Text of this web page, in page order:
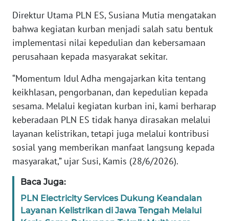
Direktur Utama PLN ES, Susiana Mutia mengatakan
bahwa kegiatan kurban menjadi salah satu bentuk
implementasi nilai kepedulian dan kebersamaan
perusahaan kepada masyarakat sekitar.
“Momentum Idul Adha mengajarkan kita tentang
keikhlasan, pengorbanan, dan kepedulian kepada
sesama. Melalui kegiatan kurban ini, kami berharap
keberadaan PLN ES tidak hanya dirasakan melalui
layanan kelistrikan, tetapi juga melalui kontribusi
sosial yang memberikan manfaat langsung kepada
masyarakat,” ujar Susi, Kamis (28/6/2026).
Baca Juga:
PLN Electricity Services Dukung Keandalan
Layanan Kelistrikan di Jawa Tengah Melalui
News
Regional
WN
SUMUT
WN
JAKARTA
JABAR
WN
BANTEN